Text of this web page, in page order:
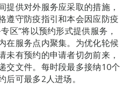
提供对外服务应采取的措施，
遵守防疫指引和本会因应防疫
区”将以预约形式提供服务，
在服务点内聚集。为优化轮候
未有预约的申请者切勿前来，
交文件。每时段最多接纳10个
后可最多2人进场。